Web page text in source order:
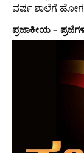
ವರ್ಷ ಶಾಲೆಗೆ
ಪ್ರಜಾಕೀಯ –